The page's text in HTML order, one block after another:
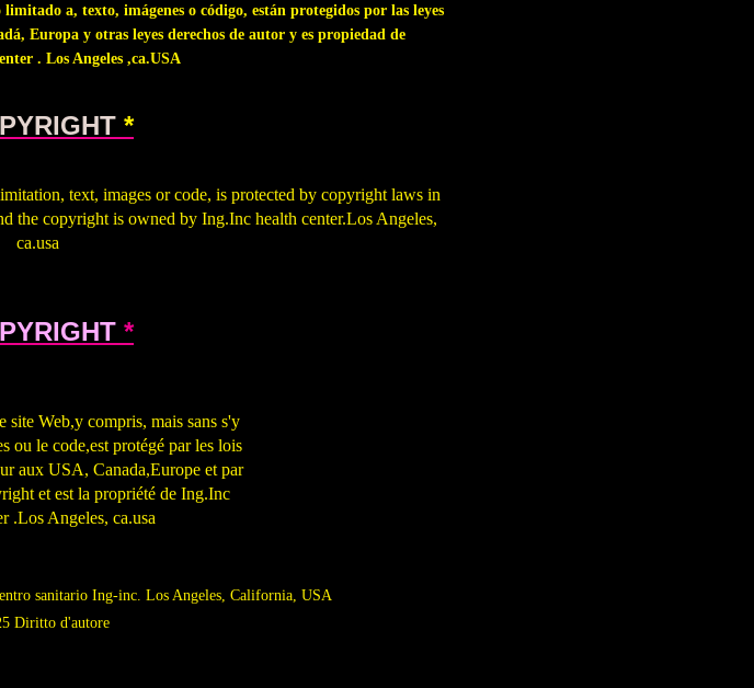
a, texto, imágenes o código, están protegidos por las leyes
Europa y otras leyes derechos de autor y es propiedad de
. Los Angeles ,ca.USA
RIGHT *
text, images or code, is protected by copyright laws in
the copyright is owned by Ing.Inc health center.Los Angeles,
ca.usa
*
site Web,y compris, mais sans s'y
ou le code,est protégé par les lois
aux USA, Canada,Europe et par
et est la propriété de Ing.Inc
.Los Angeles, ca.usa
sanitario Ing-inc. Los Angeles, California, USA
Diritto d'autore